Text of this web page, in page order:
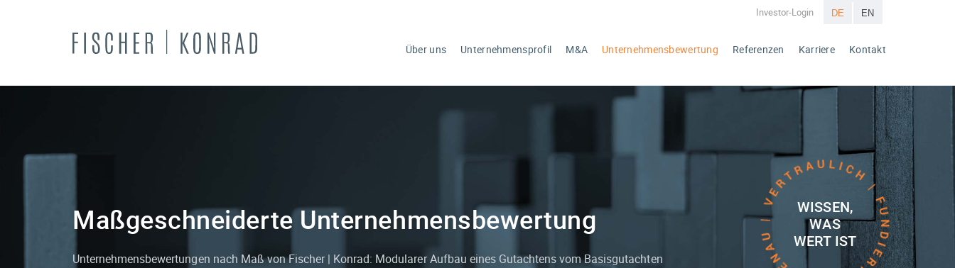
DE EN
Über uns Unternehmensprofil M&A Unternehmens­bewertung Referenzen Karriere Kontakt
Investor-Login
Maßgeschneiderte Unternehmens­bewertung
Unternehmens­bewertungen nach Maß von Fischer | Konrad: Modularer Aufbau eines Gutachtens vom Basisgutachten
WISSEN,
WAS
WERT IST